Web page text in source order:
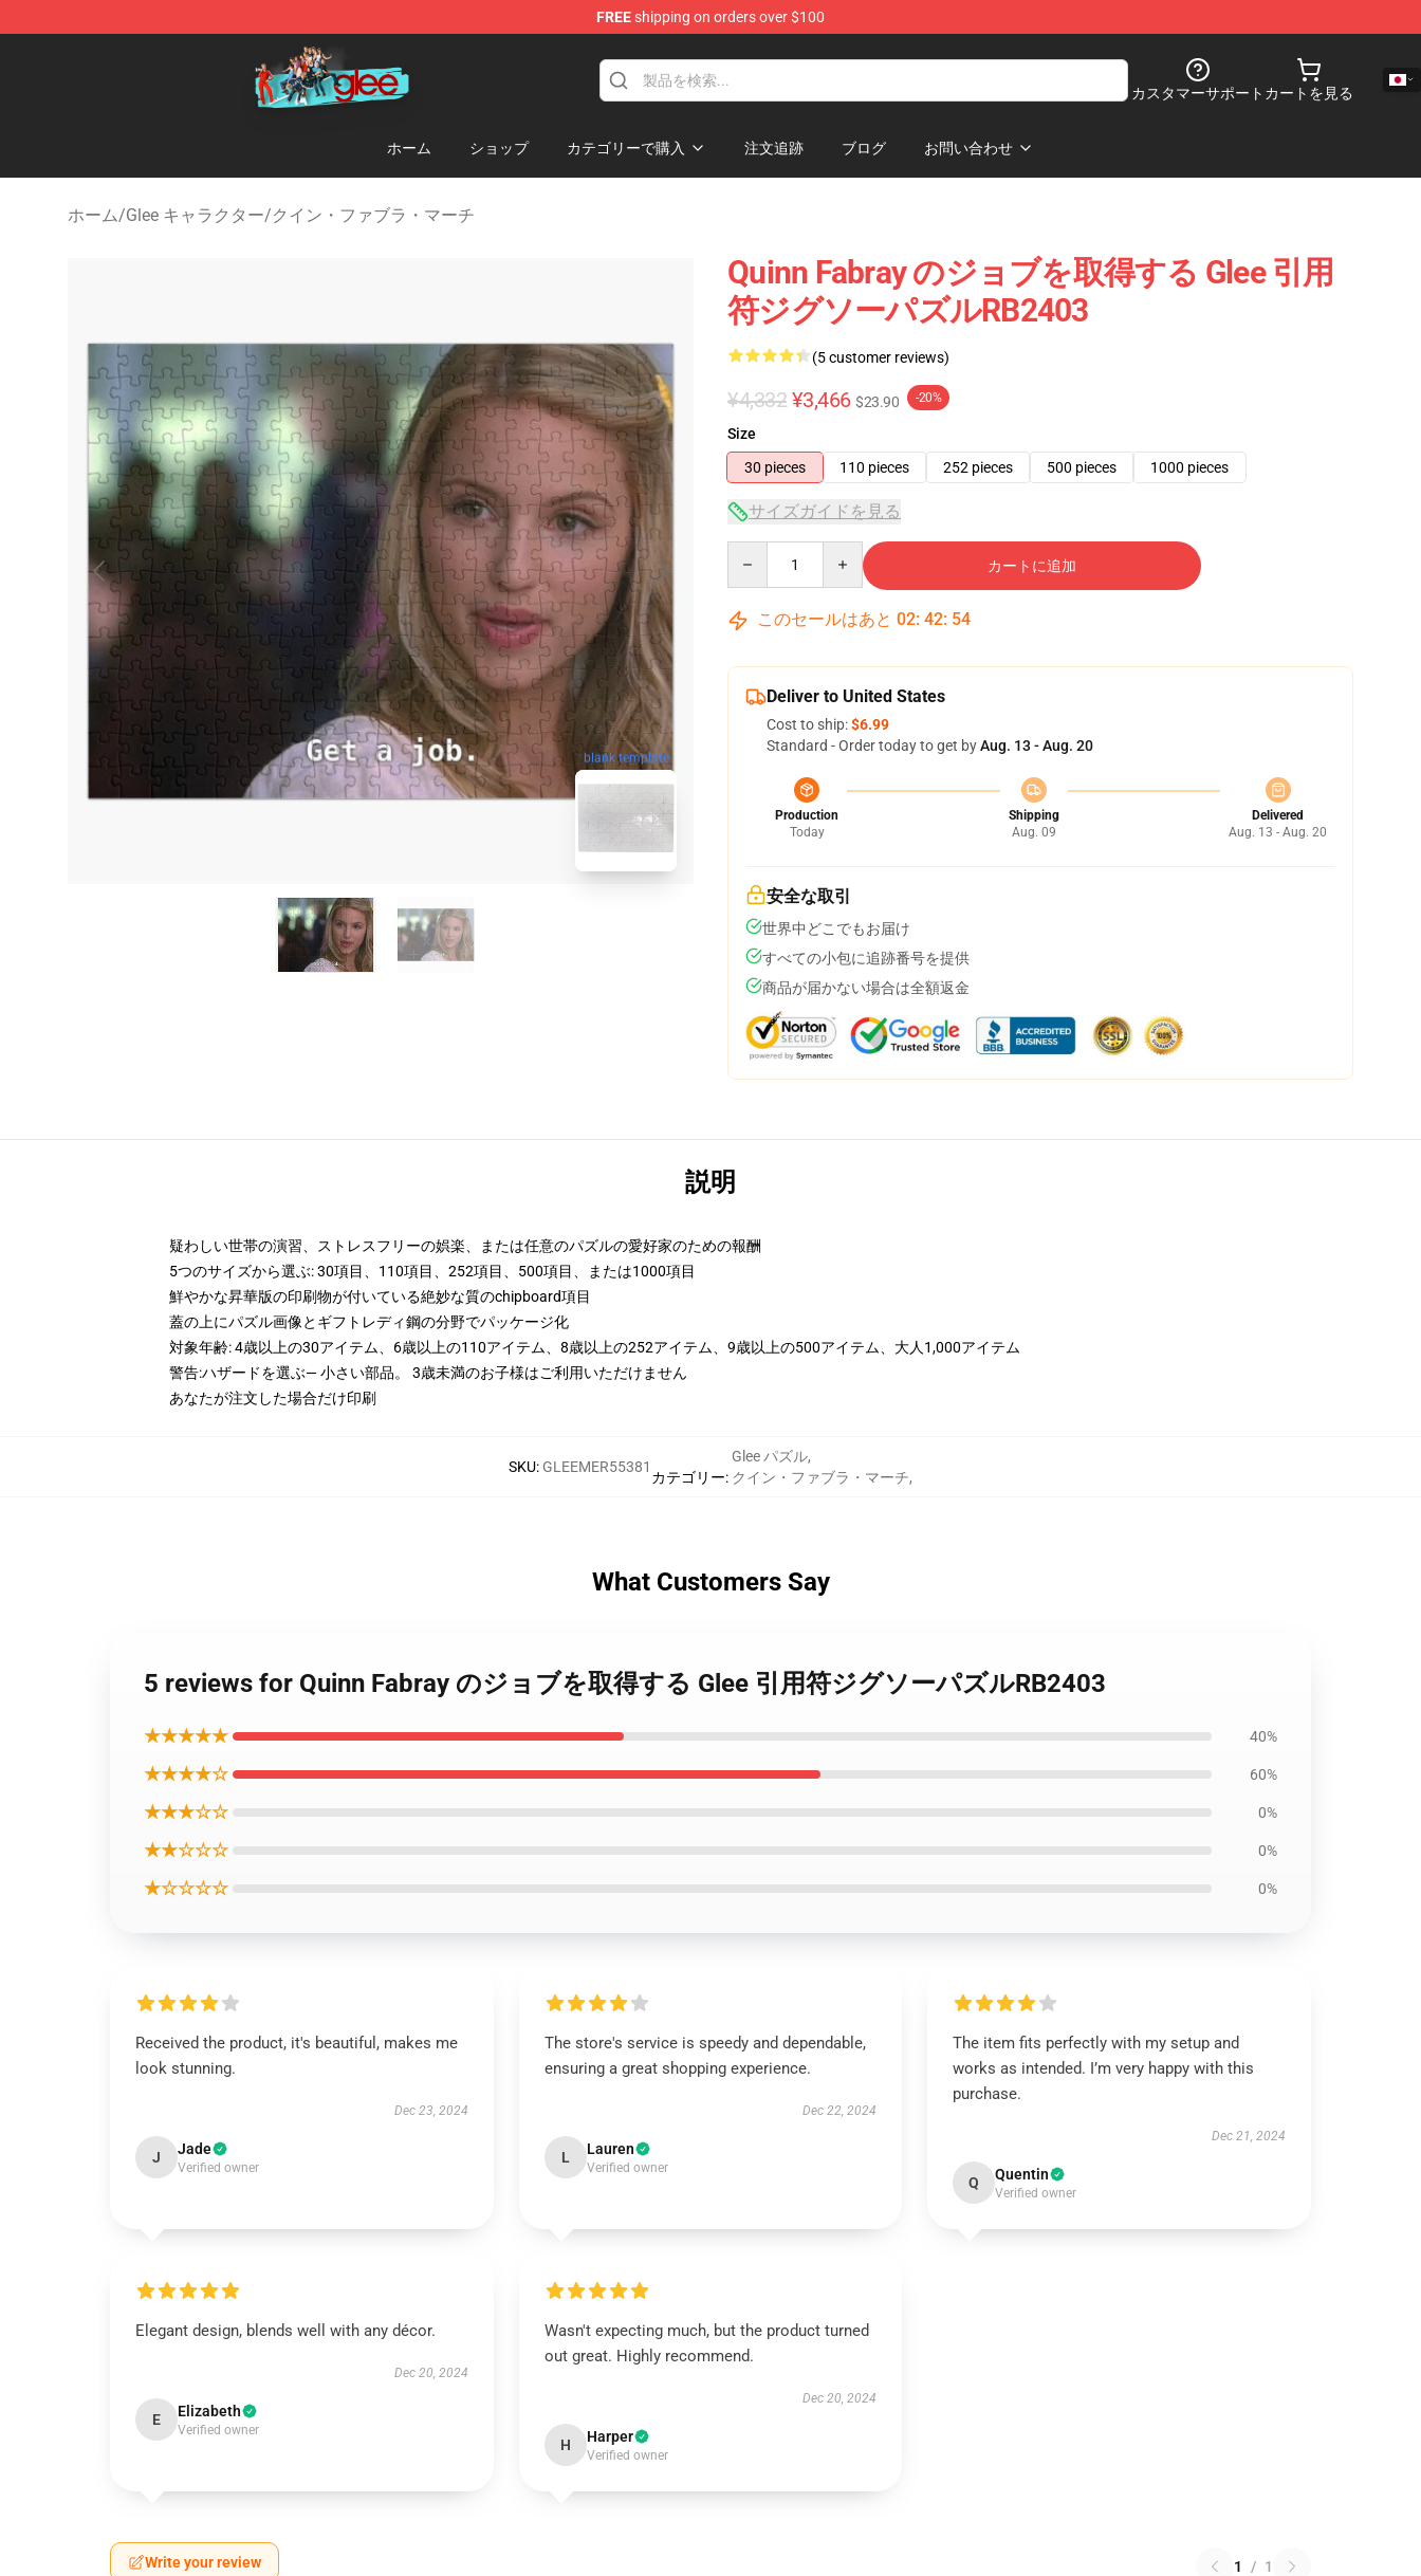
FREEshipping on orders over $100
Glee Store - Official Glee Merchandise Shop
カスタマーサポート カートを見る
ホーム ショップ カテゴリーで購入 注文追跡 ブログ お問い合わせ
ホーム/Glee キャラクター/クイン・ファブラ・マーチ
blank template
Quinn Fabray のジョブを取得する Glee 引用
符ジグソーパズルRB2403
(5 customer reviews)
¥4,332 ¥3,466 $23.90 -20%
Size
30 pieces
110 pieces 252 pieces 500 pieces 1000 pieces
サイズガイドを見る
カートに追加
このセールはあと 02: 42: 53
Deliver to United States
Cost to ship:$6.99
Standard - Order today to get byAug. 13 - Aug. 20
Production
Today
Shipping
Aug. 09
Delivered
Aug. 13 - Aug. 20
安全な取引
世界中どこでもお届け
すべての小包に追跡番号を提供
商品が届かない場合は全額返金
説明
疑わしい世帯の演習、ストレスフリーの娯楽、または任意のパズルの愛好家のための報酬
5つのサイズから選ぶ: 30項目、110項目、252項目、500項目、または1000項目
鮮やかな昇華版の印刷物が付いている絶妙な質のchipboard項目
蓋の上にパズル画像とギフトレディ鋼の分野でパッケージ化
対象年齢: 4歳以上の30アイテム、6歳以上の110アイテム、8歳以上の252アイテム、9歳以上の500アイテム、大人1,000アイテム
警告:ハザードを選ぶ— 小さい部品。 3歳未満のお子様はご利用いただけません
あなたが注文した場合だけ印刷
SKU: GLEEMER55381
カテゴリー:
Glee パズル,
クイン・ファブラ・マーチ,
What Customers Say
5 reviews for Quinn Fabray のジョブを取得する Glee 引用符ジグソーパズルRB2403
★★★★★ 40%
★★★★☆ 60%
★★★☆☆ 0%
★★☆☆☆ 0%
★☆☆☆☆ 0%
Received the product, it's beautiful, makes me
look stunning.
Dec 23, 2024
J Jade
Verified owner
The store's service is speedy and dependable,
ensuring a great shopping experience.
Dec 22, 2024
L Lauren
Verified owner
The item fits perfectly with my setup and
works as intended. I’m very happy with this
purchase.
Dec 21, 2024
Q Quentin
Verified owner
Elegant design, blends well with any décor.
Dec 20, 2024
E Elizabeth
Verified owner
Wasn't expecting much, but the product turned
out great. Highly recommend.
Dec 20, 2024
H Harper
Verified owner
Write your review 1 / 1